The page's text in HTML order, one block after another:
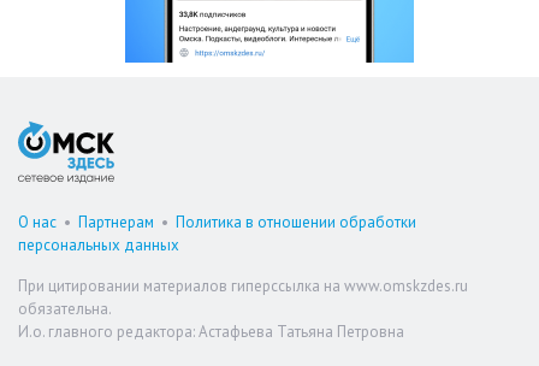
О нас • Партнерам • Политика в отношении обработки
персональных данных
При цитировании материалов гиперссылка на www.omskzdes.ru
обязательна.
И.о. главного редактора: Астафьева Татьяна Петровна